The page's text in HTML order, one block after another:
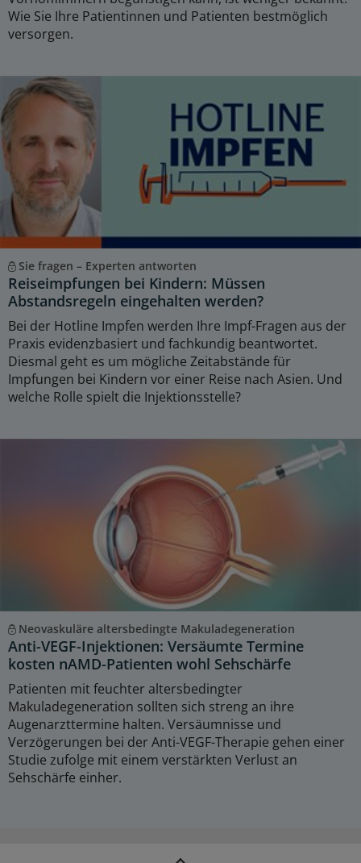
Wie Sie Ihre Patientinnen und Patienten bestmöglich
versorgen.
Sie fragen – Experten antworten
Reiseimpfungen bei Kindern: Müssen
Abstandsregeln eingehalten werden?
Bei der Hotline Impfen werden Ihre Impf-Fragen aus der
Praxis evidenzbasiert und fachkundig beantwortet.
Diesmal geht es um mögliche Zeitabstände für
Impfungen bei Kindern vor einer Reise nach Asien. Und
welche Rolle spielt die Injektionsstelle?
Neovaskuläre altersbedingte Makuladegeneration
Anti-VEGF-Injektionen: Versäumte Termine
kosten nAMD-Patienten wohl Sehschärfe
Patienten mit feuchter altersbedingter
Makuladegeneration sollten sich streng an ihre
Augenarzttermine halten. Versäumnisse und
Verzögerungen bei der Anti-VEGF-Therapie gehen einer
Studie zufolge mit einem verstärkten Verlust an
Sehschärfe einher.